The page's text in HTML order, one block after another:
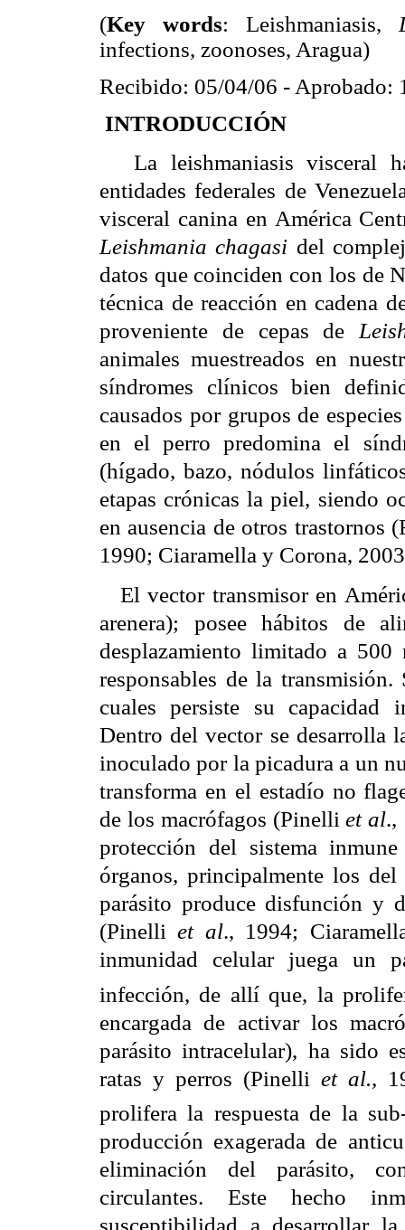
(Key words: Leishmaniasis,
infections, zoonoses, Aragua)
Recibido: 05/04/06 - Aprobado:
INTRODUCCIÓN
La leishmaniasis visceral
entidades federales de
visceral canina en América
Leishmania chagasi del
datos que coinciden con los de
técnica de reacción en cadena
proveniente de cepas de
animales muestreados en
síndromes clínicos bien
causados por grupos de
en el perro predomina el
(hígado, bazo, nódulos
etapas crónicas la piel, siendo
en ausencia de otros trastornos
1990; Ciaramella y Corona,
El vector transmisor en
arenera); posee hábitos de
desplazamiento limitado a 500
responsables de la
cuales persiste su
Dentro del vector se desarrolla
inoculado por la picadura a un
transforma en el estadío no
de los macrófagos (Pinelliet al.,
protección del sistema
órganos, principalmente los
parásito produce disfunción y
(Pinelliet al., 1994;
inmunidad celular juega un
infección, de allí que, la
encargada de activar los
parásito intracelular), ha sido
ratas y perros (Pinelli et al.,
prolifera la respuesta de la
producción exagerada de
eliminación del parásito,
circulantes. Este hecho
susceptibilidad a desarrollar